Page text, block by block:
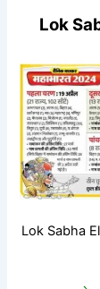
Lok
Lok Sabha